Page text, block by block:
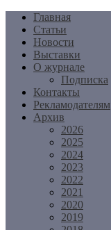
Перейти
содержимому
Главная
Статьи
Новости
Выставки
О журнале
Подписка
Контакты
Рекламодателям
Архив
2026
2025
2024
2023
2022
2021
2020
2019